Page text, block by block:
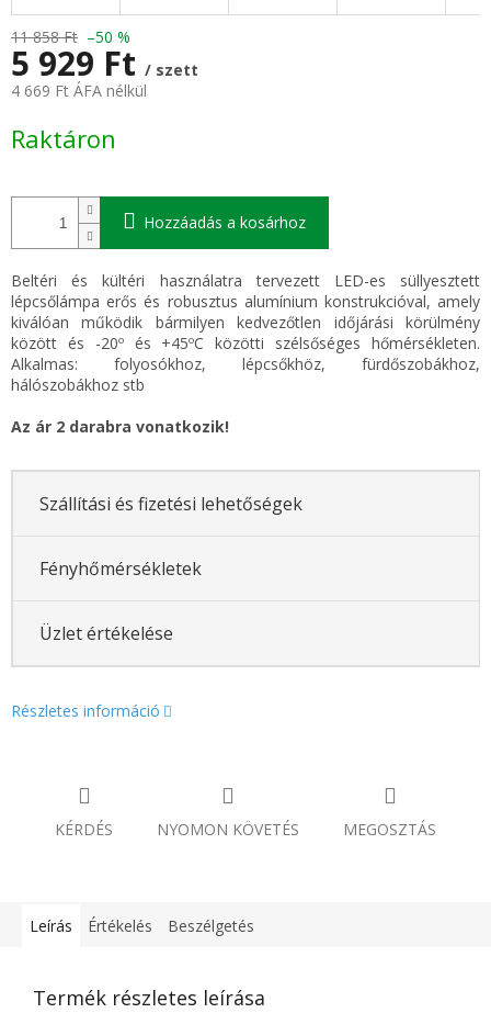
11 858 Ft –50 %
5 929 Ft / szett
4 669 Ft ÁFA nélkül
Raktáron
Hozzáadás a kosárhoz
Beltéri és kültéri használatra tervezett LED-es süllyesztett
lépcsőlámpa erős és robusztus alumínium konstrukcióval, amely
kiválóan működik bármilyen kedvezőtlen időjárási körülmény
között és -20º és +45ºC közötti szélsőséges hőmérsékleten.
Alkalmas: folyosókhoz, lépcsőkhöz, fürdőszobákhoz,
hálószobákhoz stb
Az ár 2 darabra vonatkozik!
Szállítási és fizetési lehetőségek
Fényhőmérsékletek
Üzlet értékelése
Részletes információ
KÉRDÉS NYOMON KÖVETÉS MEGOSZTÁS
Leírás Értékelés Beszélgetés
Termék részletes leírása